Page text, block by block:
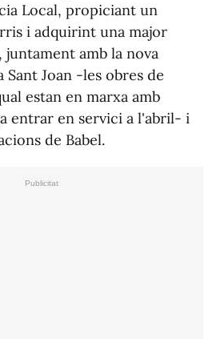
Local, propiciant un
i adquirint una major
amb la nova
Sant Joan -les obres de
estan en marxa amb
entrar en servici a l'abril- i
de Babel.